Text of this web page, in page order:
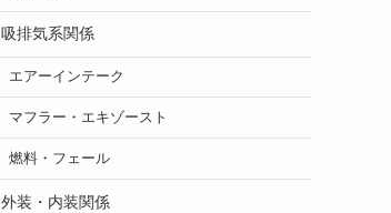
吸排気系関係
エアーインテーク
マフラー・エキゾースト
燃料・フェール
外装・内装関係